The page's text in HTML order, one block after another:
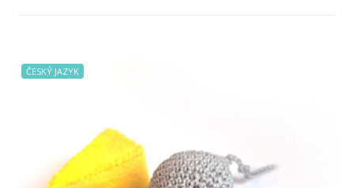
ČESKÝ JAZYK